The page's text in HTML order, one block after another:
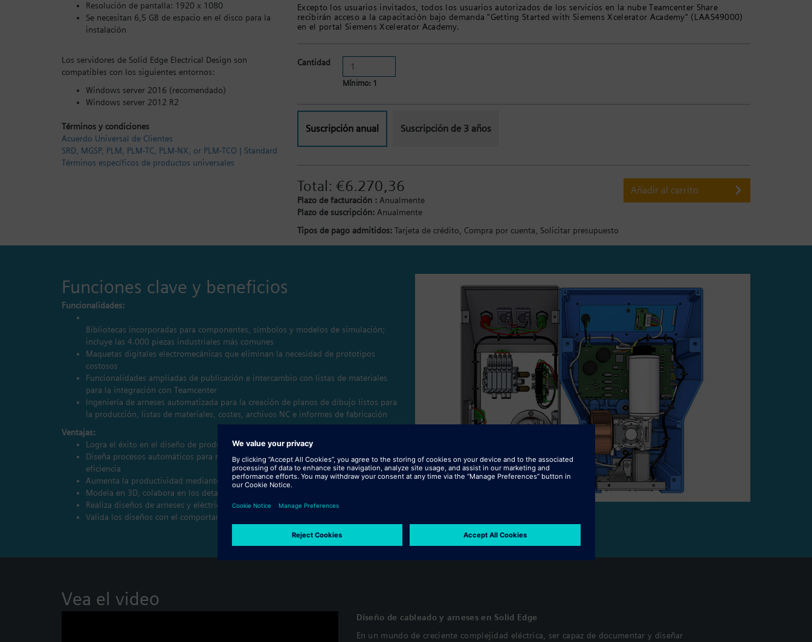
Resolución de pantalla: 1920 x 1080
Se necesitan 6,5 GB de espacio en el disco para la
instalación
Los servidores de Solid Edge Electrical Design son
compatibles con los siguientes entornos:
Windows server 2016 (recomendado)
Windows server 2012 R2
Términos y condiciones
Acuerdo Universal de Clientes
SRD, MGSP, PLM, PLM-TC, PLM-NX, or PLM-TCO | Standard
Términos específicos de productos universales
Excepto los usuarios invitados, todos los usuarios autorizados de los servicios en la nube Teamcenter Share
recibirán acceso a la capacitación bajo demanda "Getting Started with Siemens Xcelerator Academy" (LAAS49000)
en el portal Siemens Xcelerator Academy.
Cantidad
Mínimo: 1
Suscripción anual Suscripción de 3 años
Total: €6.270,36
Plazo de facturación : Anualmente
Plazo de suscripción: Anualmente
Añadir al carrito
Tipos de pago admitidos: Tarjeta de crédito, Compra por cuenta, Solicitar presupuesto
Funciones clave y beneficios
Funcionalidades:
Bibliotecas incorporadas para componentes, símbolos y modelos de simulación;
incluye las 4.000 piezas industriales más comunes
Maquetas digitales electromecánicas que eliminan la necesidad de prototipos
costosos
Funcionalidades ampliadas de publicación e intercambio con listas de materiales
para la integración con Teamcenter
Ingeniería de arneses automatizada para la creación de planos de dibujo listos para
la producción, listas de materiales, costes, archivos NC e informes de fabricación
Ventajas:
Logra el éxito en el diseño de producto electromecánico
Diseña procesos automáticos para reducir las tareas manuales y mejorar la
eficiencia
Aumenta la productividad mediante la colaboración directa online
Modela en 3D, colabora en los detalles eléctricos
Realiza diseños de arneses y eléctricos sin errores y de forma rápida
Valida los diseños con el comportamiento eléctrico integrado
Vea el video
Diseño de cableado y arneses en Solid Edge
En un mundo de creciente complejidad eléctrica, ser capaz de documentar y diseñar